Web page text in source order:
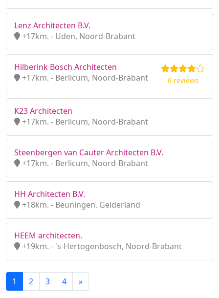
Lenz Architecten B.V.
+17km. - Uden, Noord-Brabant
Hilberink Bosch Architecten
+17km. - Berlicum, Noord-Brabant
6 reviews
K23 Architecten
+17km. - Berlicum, Noord-Brabant
Steenbergen van Cauter Architecten B.V.
+17km. - Berlicum, Noord-Brabant
HH Architecten B.V.
+18km. - Beuningen, Gelderland
HEEM architecten.
+19km. - 's-Hertogenbosch, Noord-Brabant
1 2 3 4 »